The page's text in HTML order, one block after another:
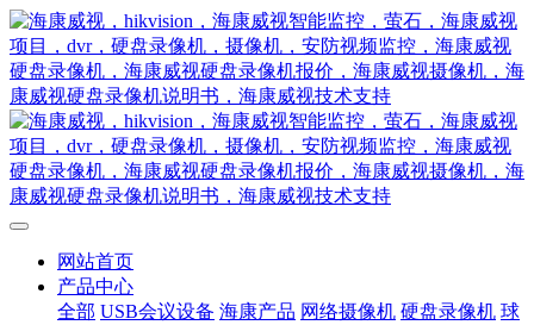
网站首页
产品中心
全部 USB会议设备 海康产品 网络摄像机 硬盘录像机 球